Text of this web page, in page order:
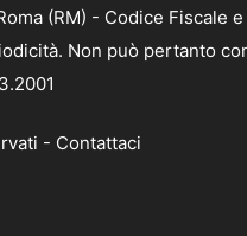
(RM) - Codice Fiscale
Non può pertanto
- Contattaci